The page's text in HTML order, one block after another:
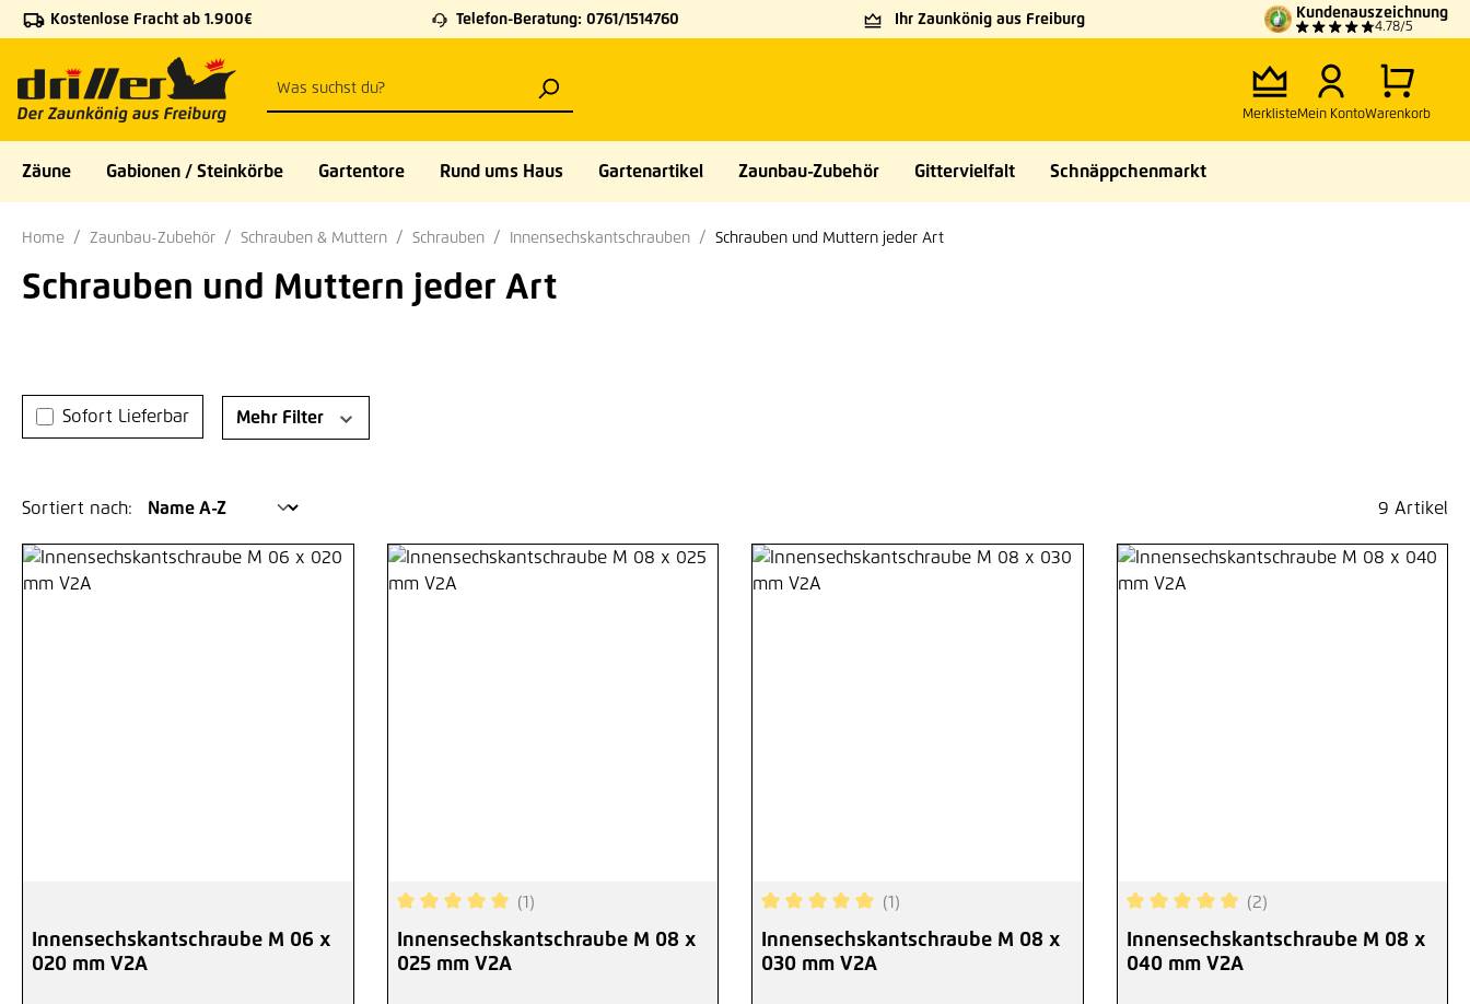
Hauptinhalt springen
Zur Suche springen
Zur Hauptnavigation springen
Kostenlose Fracht ab 1.900€ Telefon-Beratung: 0761/1514760 Ihr Zaunkönig aus Freiburg Kundenauszeichnung
4.78/5
MerklisteMein KontoWarenkorb
Zäune Gabionen / Steinkörbe Gartentore Rund ums Haus Gartenartikel Zaunbau-Zubehör Gittervielfalt Schnäppchenmarkt
Home Zaunbau-Zubehör Schrauben & Muttern Schrauben Innensechskantschrauben Schrauben und Muttern jeder Art
Schrauben und Muttern jeder Art
Sofort Lieferbar Mehr Filter
Sortiert nach: 9 Artikel
Innensechskantschraube M 06 x
020 mm V2A
Durchschnittliche Bewertung von 5 von 5 Sternen
(1)
Innensechskantschraube M 08 x
025 mm V2A
Durchschnittliche Bewertung von 5 von 5 Sternen
(1)
Innensechskantschraube M 08 x
030 mm V2A
Durchschnittliche Bewertung von 5 von 5
(2)
Innensechskantschraube M 08 x
040 mm V2A